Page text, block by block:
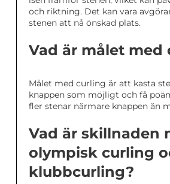
och riktning. Det kan vara
stenen att nå önskad plats.
Vad är målet med
Målet med curling är att kasta
knappen som möjligt och få
fler stenar närmare knappen än
Vad är skillnaden
olympisk curling
klubbcurling?